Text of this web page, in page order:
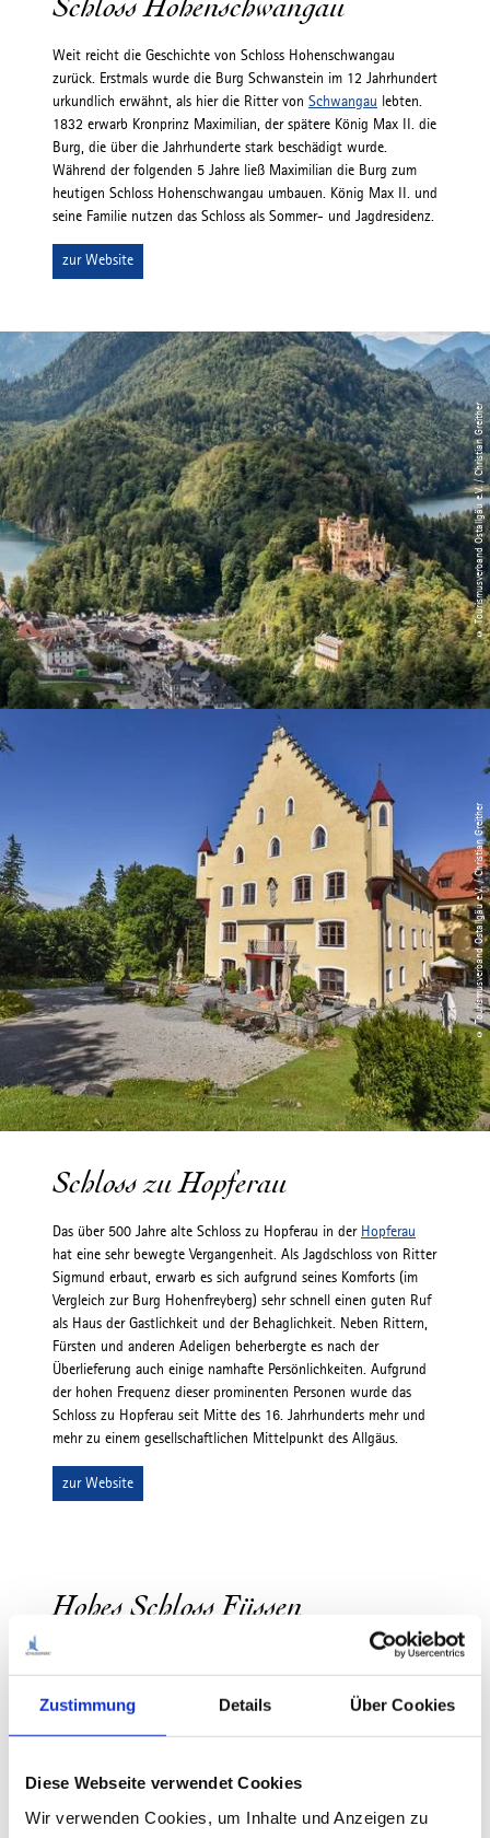
Zustimmung Details Über Cookies
Diese Webseite verwendet Cookies
Wir verwenden Cookies, um Inhalte und Anzeigen zu
Schloss Hohenschwangau
Weit reicht die Geschichte von Schloss Hohenschwangau
zurück. Erstmals wurde die Burg Schwanstein im 12 Jahrhundert
urkundlich erwähnt, als hier die Ritter von Schwangau lebten.
1832 erwarb Kronprinz Maximilian, der spätere König Max II. die
Burg, die über die Jahrhunderte stark beschädigt wurde.
Während der folgenden 5 Jahre ließ Maximilian die Burg zum
heutigen Schloss Hohenschwangau umbauen. König Max II. und
seine Familie nutzen das Schloss als Sommer- und Jagdresidenz.
zur Website
© Tourismusverband Ostallgäu e.V. / Christian Greither
© Tourismusverband Ostallgäu e.V. / Christian Greither
Schloss zu Hopferau
Das über 500 Jahre alte Schloss zu Hopferau in der Hopferau
hat eine sehr bewegte Vergangenheit. Als Jagdschloss von Ritter
Sigmund erbaut, erwarb es sich aufgrund seines Komforts (im
Vergleich zur Burg Hohenfreyberg) sehr schnell einen guten Ruf
als Haus der Gastlichkeit und der Behaglichkeit. Neben Rittern,
Fürsten und anderen Adeligen beherbergte es nach der
Überlieferung auch einige namhafte Persönlichkeiten. Aufgrund
der hohen Frequenz dieser prominenten Personen wurde das
Schloss zu Hopferau seit Mitte des 16. Jahrhunderts mehr und
mehr zu einem gesellschaftlichen Mittelpunkt des Allgäus.
zur Website
Hohes Schloss Füssen
Als einstige Sommerresidenz der Fürstbischöfe von Augsburg
bestimmt das Hohe Schloss das StadtbildFüssens. Es zählt zu
den bedeutendsten Profanbauten der deutschen Spätgotik und
Gemäldegalerie. Besonders sehenswert ist der Ausblick vom
Torturm über die Altstadt von Füssen und das Umland.